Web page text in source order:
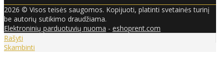
2026 © Visos teisės saugomos. Kopijuoti, platinti svetainės turinį
be autorių sutikimo draudžiama.
Elektroninių parduotuvių nuoma - eshoprent.com
Rašyti
Skambinti